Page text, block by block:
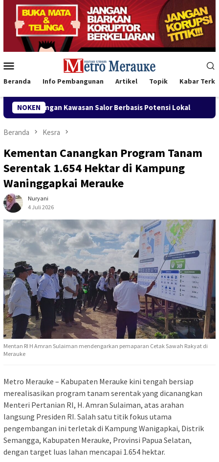
Loncat
konten
Mobile
Beranda Info Pembangunan Artikel Topik Kabar
NOKEN
Salor Berbasis Potensi Lokal Bank Mandiri Region XII
Beranda Kesra
Kementan Canangkan Program Tanam
Serentak 1.654 Hektar di Kampung
Waninggapkai Merauke
Nuryani
4 Juli 2026
Mentan RI H Amran Sulaiman mendengarkan pemaparan Cetak Sawah Rakyat di
Merauke
Metro Merauke – Kabupaten Merauke kini tengah bersiap
merealisasikan program tanam serentak yang dicanangkan
Menteri Pertanian RI, H. Amran Sulaiman, atas arahan
langsung Presiden RI. Salah satu titik fokus utama
pengembangan ini terletak di Kampung Wanigapkai, Distrik
Semangga, Kabupaten Merauke, Provinsi Papua Selatan,
dengan target luas lahan mencapai 1.654 hektar.